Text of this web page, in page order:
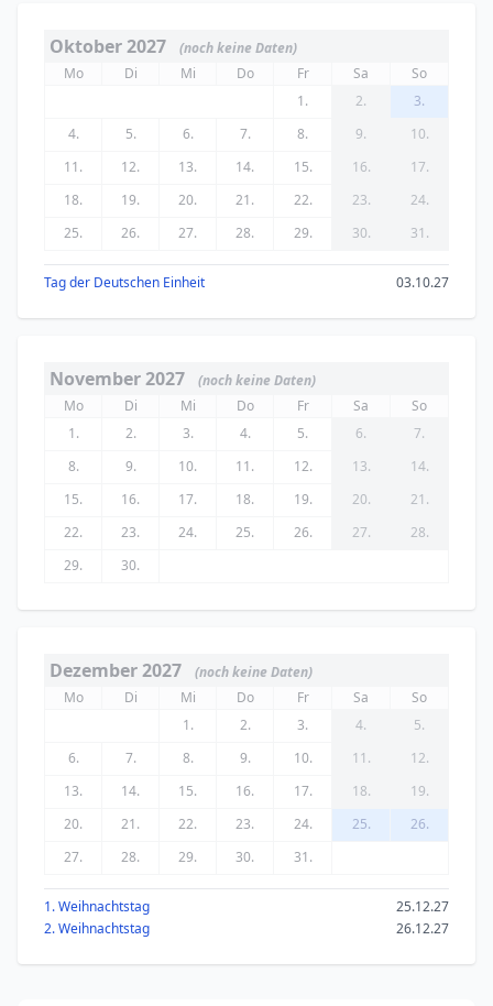
Oktober 2027
(noch keine Daten)
Mo
Di Mi Do Fr Sa
So
1.
2.
3.
4.
5. 6. 7. 8. 9.
10.
11.
12. 13. 14. 15. 16.
17.
18.
19. 20. 21. 22. 23.
24.
25.
26. 27. 28. 29. 30. 31.
Tag der Deutschen Einheit 03.10.27
November 2027
(noch keine Daten)
Mo
Di Mi Do Fr Sa
So
1.
2. 3. 4. 5. 6.
7.
8.
9. 10. 11. 12. 13.
14.
15.
16. 17. 18. 19. 20.
21.
22.
23. 24. 25. 26. 27.
28.
29.
30.
Dezember 2027
(noch keine Daten)
Mo
Di Mi Do Fr Sa
So
1.
2. 3. 4.
5.
6.
7. 8. 9. 10. 11.
12.
13.
14. 15. 16. 17. 18.
19.
20.
21. 22. 23. 24. 25.
26.
27.
28. 29. 30. 31.
1. Weihnachtstag
25.12.27
2. Weihnachtstag
26.12.27